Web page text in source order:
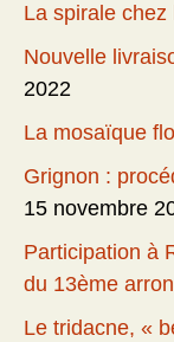
La spirale
Nouvelle
2022
La mosaïque
Grignon :
15 novembre
Participation à
du 13ème
Le tridacne, «